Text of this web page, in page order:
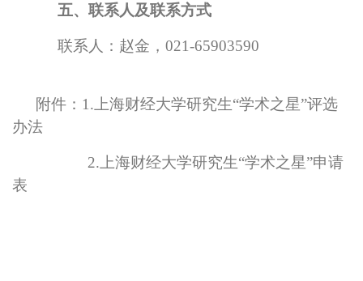
五、 联系人及联系方式
联系人：赵金，021-65903590
附件：1.上海财经大学研究生“学术之星”评选
办法
2. 上海财经大学研究生“学术之星”申请
表